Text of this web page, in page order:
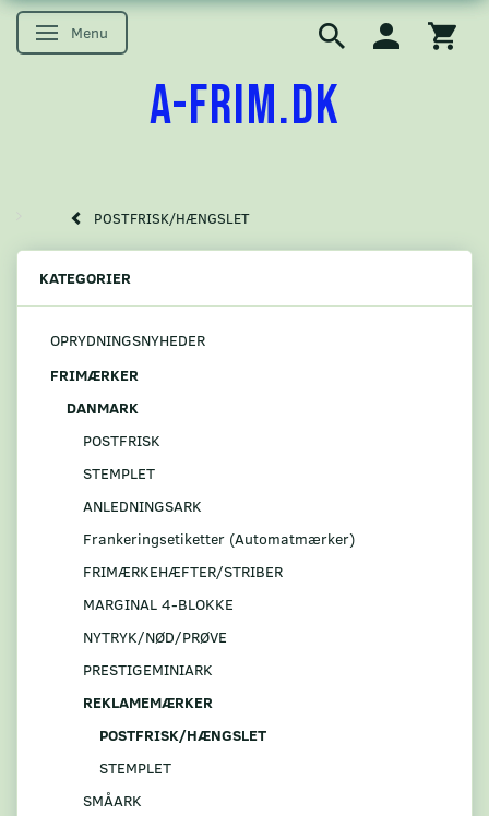
Skifte navigation
Menu
A-FRIM.DK
POSTFRISK/HÆNGSLET
KATEGORIER
OPRYDNINGSNYHEDER
FRIMÆRKER
DANMARK
POSTFRISK
STEMPLET
ANLEDNINGSARK
Frankeringsetiketter (Automatmærker)
FRIMÆRKEHÆFTER/STRIBER
MARGINAL 4-BLOKKE
NYTRYK/NØD/PRØVE
PRESTIGEMINIARK
REKLAMEMÆRKER
POSTFRISK/HÆNGSLET
STEMPLET
SMÅARK